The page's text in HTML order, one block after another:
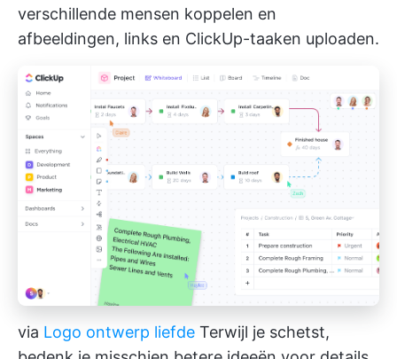
verschillende mensen koppelen en
afbeeldingen, links en ClickUp-taaken uploaden.
via Logo ontwerp liefde Terwijl je schetst,